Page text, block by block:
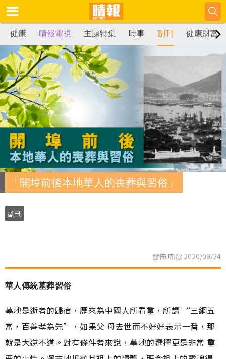
健康 晴報電視 主題特集 時事 副刊 健康財富
「開埠前後本地華人的喪葬與習俗」
副刊
發佈時間: 2020/09/24
華人傳統墓葬習俗
墓地是逝者的歸宿，歷來為中國人所看重，所謂 “三綱五
常，百善孝為先”，如果父 母去世而不好好表示一番，那
就是大逆不道。對有條件者來說，墓地的選擇更是非常 重